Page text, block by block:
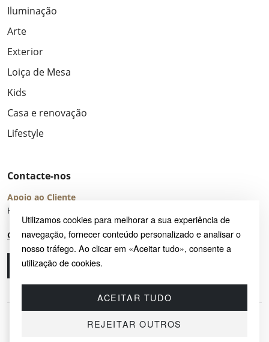
Utilizamos cookies para melhorar a sua experiência de
navegação, fornecer conteúdo personalizado e analisar o
nosso tráfego. Ao clicar em «Aceitar tudo», consente a
utilização de cookies.
ACEITAR TUDO
REJEITAR OUTROS
Iluminação
Arte
Exterior
Loiça de Mesa
Kids
Casa e renovação
Lifestyle
Contacte-nos
Apoio ao Cliente
Horário de Atendimento: seg – sex 8:00 – 16:00 (UTC+2)
Centro de Ajuda
Ligue-nos